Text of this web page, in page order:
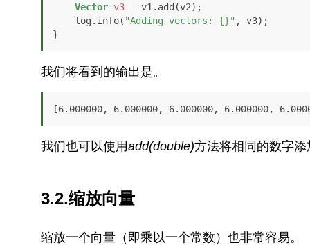
Vector v3 = v1.add(v2);
    log.info(
"Adding vectors: {}" , v3);
}
我们将看到的输出是。
[6.000000, 6.000000, 6.000000, 6.000000,
我们也可以使用add(double)方法将相同的数字
3.2.缩放向量
缩放一个向量（即乘以一个常数）也非常容易。